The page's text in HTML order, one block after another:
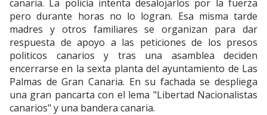
canaria. La policía intenta desalojarlos por la fuerza
pero durante horas no lo logran. Esa misma tarde
madres y otros familiares se organizan para dar
respuesta de apoyo a las peticiones de los presos
politicos canarios y tras una asamblea deciden
encerrarse en la sexta planta del ayuntamiento de Las
Palmas de Gran Canaria. En su fachada se despliega
una gran pancarta con el lema "Libertad Nacionalistas
canarios" y una bandera canaria.